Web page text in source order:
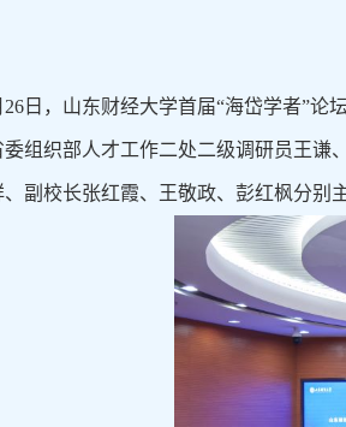
26日，山东财经大学首届“海岱学者”
组织部人才工作二处二级调研员王谦
副校长张红霞、王敬政、彭红枫分别